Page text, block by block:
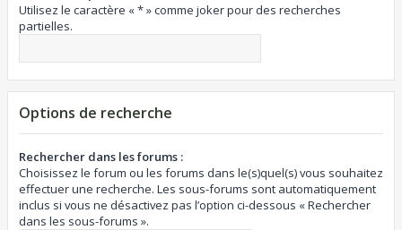
Utilisez le caractère « * » comme joker pour des recherches
partielles.
Options de recherche
Rechercher dans les forums :
Choisissez le forum ou les forums dans le(s)quel(s) vous souhaitez
effectuer une recherche. Les sous-forums sont automatiquement
inclus si vous ne désactivez pas l’option ci-dessous « Rechercher
dans les sous-forums ».